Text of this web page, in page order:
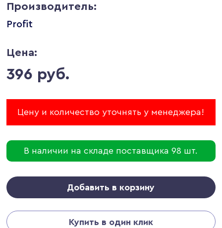
Производитель:
Profit
Цена:
396 руб.
Цену и количество уточнять у менеджера!
В наличии на складе поставщика 98 шт.
Добавить в корзину
Купить в один клик